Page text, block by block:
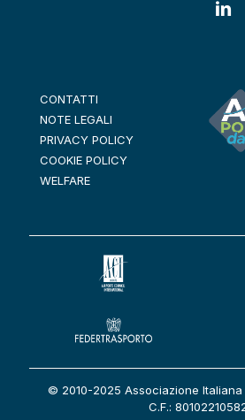
CONTATTI
NOTE LEGALI
PRIVACY POLICY
COOKIE POLICY
WELFARE
© 2010-2025 Associazione Italiana
C.F.: